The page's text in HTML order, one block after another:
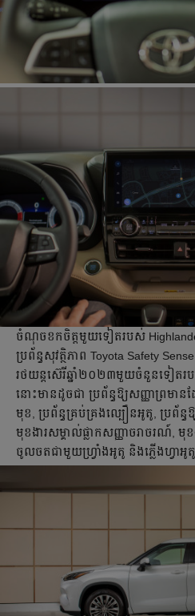
ចំណុច​ខកចិត្ត​មួយទៀត​របស់ Highlander
ប្រព័ន្ធសុវត្ថិភាព Toyota Safety
រថយន្តស៊េរីឆ្នាំ​២០២៣មួយចំនួនទៀតរ
នោះមានដូចជា ប្រព័ន្ធឱ្យសញ្ញាព្រមាន​
មុខ, ប្រព័ន្ធគ្រប់គ្រងល្បឿនអូតូ, ប្រព័ន្ធ
មុខងារ​សម្គាល់​ផ្លាកសញ្ញាចរាចរណ៍, មុ
ចូលចតជាមួយហ្វ្រាំងអូតូ និងភ្លើងហ្វាអូ